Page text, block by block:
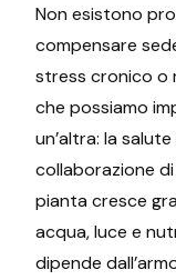
Non esistono
compensare
stress cronico o
che possiamo
un’altra: la
collaborazione
pianta cresce
acqua, luce e
dipende